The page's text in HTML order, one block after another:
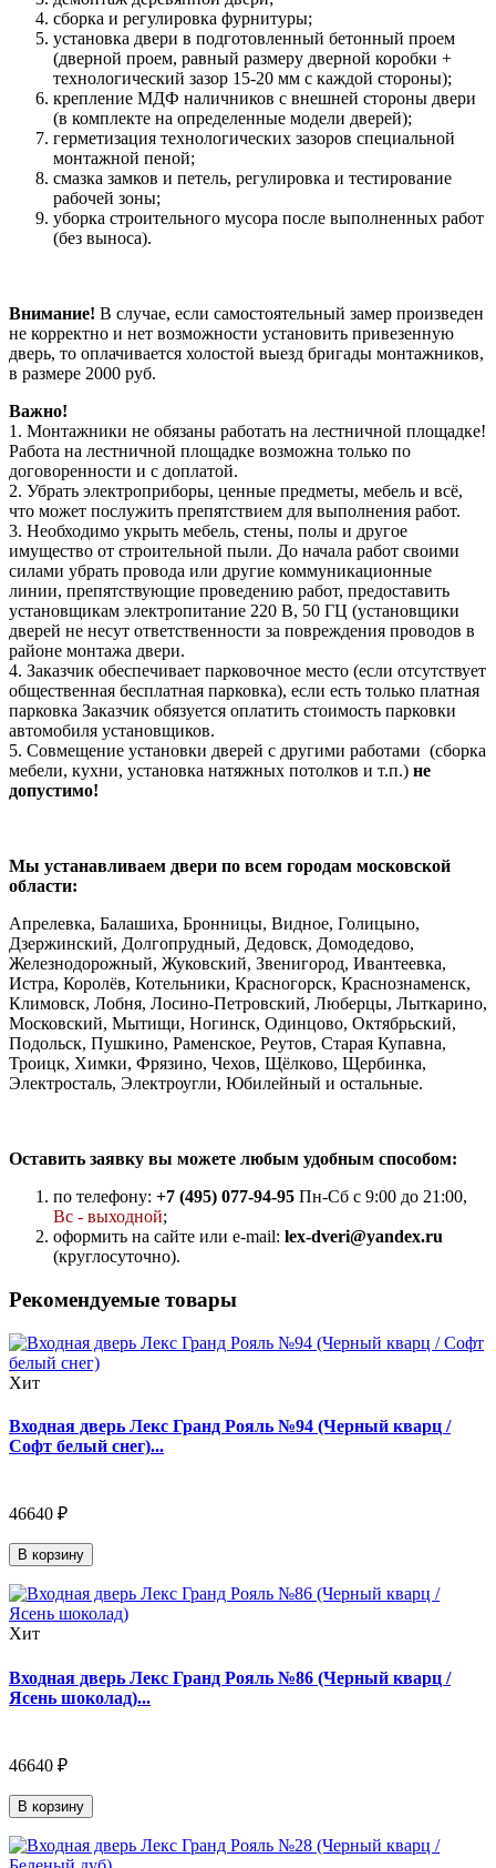
сборка и регулировка фурнитуры;
установка двери в подготовленный бетонный проем
(дверной проем, равный размеру дверной коробки +
технологический зазор 15-20 мм с каждой стороны);
крепление МДФ наличников с внешней стороны двери
(в комплекте на определенные модели дверей);
герметизация технологических зазоров специальной
монтажной пеной;
смазка замков и петель, регулировка и тестирование
рабочей зоны;
уборка строительного мусора после выполненных работ
(без выноса).
Внимание! В случае, если самостоятельный замер произведен
не корректно и нет возможности установить привезенную
дверь, то оплачивается холостой выезд бригады монтажников,
в размере 2000 руб.
Важно!
1. Монтажники не обязаны работать на лестничной площадке!
Работа на лестничной площадке возможна только по
договоренности и с доплатой.
2. Убрать электроприборы, ценные предметы, мебель и всё,
что может послужить препятствием для выполнения работ.
3. Необходимо укрыть мебель, стены, полы и другое
имущество от строительной пыли. До начала работ своими
силами убрать провода или другие коммуникационные
линии, препятствующие проведению работ, предоставить
установщикам электропитание 220 В, 50 ГЦ (установщики
дверей не несут ответственности за повреждения проводов в
районе монтажа двери.
4. Заказчик обеспечивает парковочное место (если отсутствует
общественная бесплатная парковка), если есть только платная
парковка Заказчик обязуется оплатить стоимость парковки
автомобиля установщиков.
5. Совмещение установки дверей с другими работами (сборка
мебели, кухни, установка натяжных потолков и т.п.) не
допустимо!
Мы устанавливаем двери по всем городам московской
области:
Апрелевка, Балашиха, Бронницы, Видное, Голицыно,
Дзержинский, Долгопрудный, Дедовск, Домодедово,
Железнодорожный, Жуковский, Звенигород, Ивантеевка,
Истра, Королёв, Котельники, Красногорск, Краснознаменск,
Климовск, Лобня, Лосино-Петровский, Люберцы, Лыткарино,
Московский, Мытищи, Ногинск, Одинцово, Октябрьский,
Подольск, Пушкино, Раменское, Реутов, Старая Купавна,
Троицк, Химки, Фрязино, Чехов, Щёлково, Щербинка,
Электросталь, Электроугли, Юбилейный и остальные.
Оставить заявку вы можете любым удобным способом:
по телефону: +7 (495) 077-94-95 Пн-Сб с 9:00 до 21:00,
Вс - выходной;
оформить на сайте или e-mail: lex-dveri@yandex.ru
(круглосуточно).
Рекомендуемые товары
Хит
Входная дверь Лекс Гранд Рояль №94 (Черный кварц /
Софт белый снег)...
46640 ₽
В корзину
Хит
Входная дверь Лекс Гранд Рояль №86 (Черный кварц /
Ясень шоколад)...
46640 ₽
В корзину